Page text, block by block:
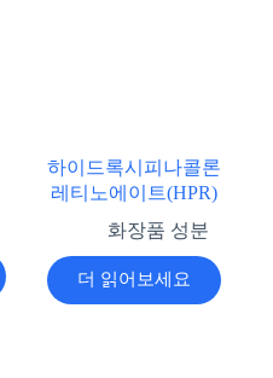
하이드록시피나콜론
레티노에이트(HPR)
화장품 성분
더 읽어보세요